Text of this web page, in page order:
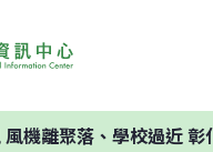
離聚落、學校過近 彰化